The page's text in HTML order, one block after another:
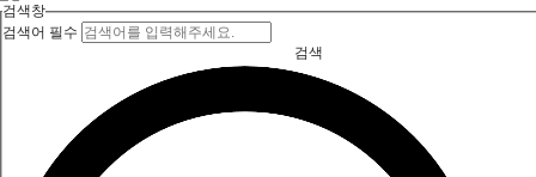
검색창
검색어 필수
검색